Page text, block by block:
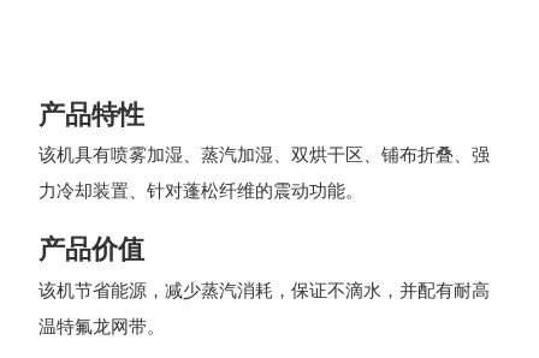
产品特性
该机具有喷雾加湿、蒸汽加湿、双烘干区、铺布折叠、强
力冷却装置、针对蓬松纤维的震动功能。
产品价值
该机节省能源，减少蒸汽消耗，保证不滴水，并配有耐高
温特氟龙网带。